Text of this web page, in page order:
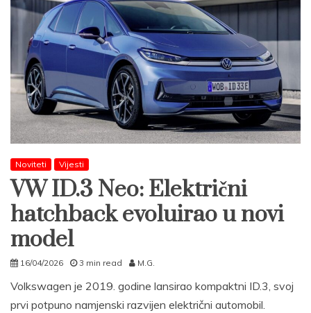
Noviteti Vijesti
VW ID.3 Neo: Električni
hatchback evoluirao u novi
model
16/04/2026 3 min read M.G.
Volkswagen je 2019. godine lansirao kompaktni ID.3, svoj
prvi potpuno namjenski razvijen električni automobil.